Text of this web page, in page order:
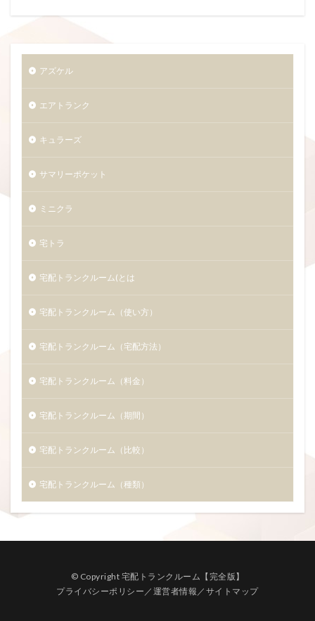
アズケル
エアトランク
キュラーズ
サマリーポケット
ミニクラ
宅トラ
宅配トランクルーム(とは
宅配トランクルーム（使い方）
宅配トランクルーム（宅配方法）
宅配トランクルーム（料金）
宅配トランクルーム（期間）
宅配トランクルーム（比較）
宅配トランクルーム（種類）
© Copyright 宅配トランクルーム【完全版】
プライバシーポリシー／運営者情報 ／ サイトマップ